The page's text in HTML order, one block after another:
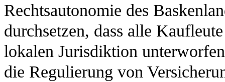
Rechtsautonomie des
durchsetzen, dass alle
lokalen Jurisdiktion
die Regulierung von